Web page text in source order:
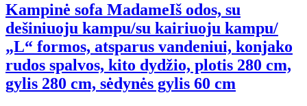
Kampinė sofa MadameIš odos, su
dešiniuoju kampu/su kairiuoju kampu/
„L“ formos, atsparus vandeniui, konjako
rudos spalvos, kito dydžio, plotis 280 cm,
gylis 280 cm, sėdynės gylis 60 cm